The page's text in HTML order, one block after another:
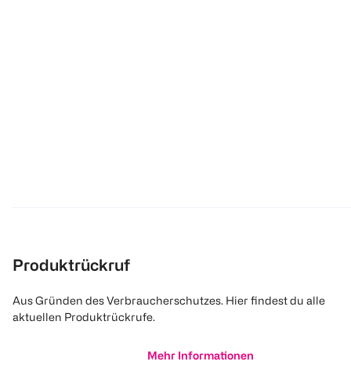
Produktrückruf
Aus Gründen des Verbraucherschutzes. Hier findest du alle
aktuellen Produktrückrufe.
Mehr Informationen